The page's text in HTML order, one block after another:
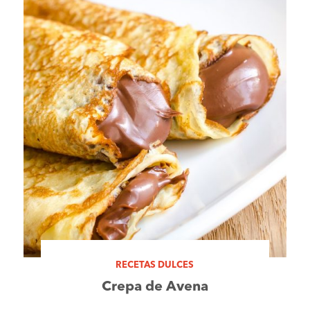
RECETAS DULCES
Crepa de Avena